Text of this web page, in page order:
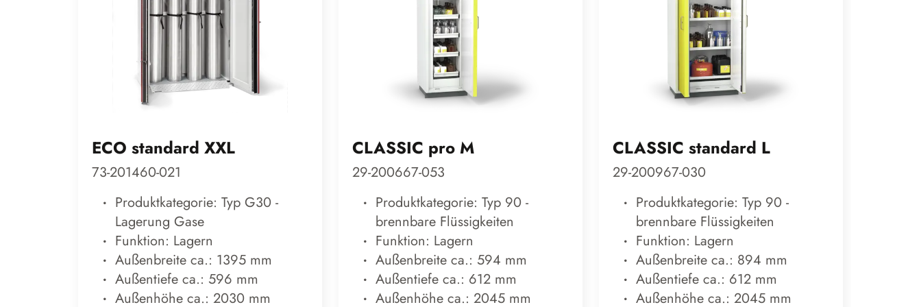
ECO standard XXL
73-201460-021
Produktkategorie: Typ G30 -
Lagerung Gase
Funktion: Lagern
Außenbreite ca.: 1395 mm
Außentiefe ca.: 596 mm
Außenhöhe ca.: 2030 mm
CLASSIC pro M
29-200667-053
Produktkategorie: Typ 90 -
brennbare Flüssigkeiten
Funktion: Lagern
Außenbreite ca.: 594 mm
Außentiefe ca.: 612 mm
Außenhöhe ca.: 2045 mm
CLASSIC standard L
29-200967-030
Produktkategorie: Typ 90 -
brennbare Flüssigkeiten
Funktion: Lagern
Außenbreite ca.: 894 mm
Außentiefe ca.: 612 mm
Außenhöhe ca.: 2045 mm